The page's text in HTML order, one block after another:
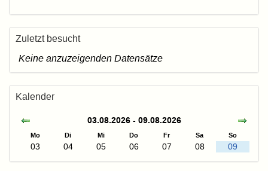
Zuletzt besucht
Keine anzuzeigenden Datensätze
Kalender
03.08.2026 - 09.08.2026
Mo Di Mi Do Fr Sa So
03 04 05 06 07 08 09